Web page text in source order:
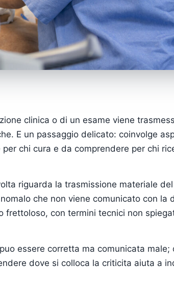
clinica o di un esame viene
E un passaggio delicato: coinvolge
chi cura e da comprendere per chi
riguarda la trasmissione materiale
che non viene comunicato con la
con termini tecnici non
essere corretta ma comunicata male;
dove si colloca la criticita aiuta a